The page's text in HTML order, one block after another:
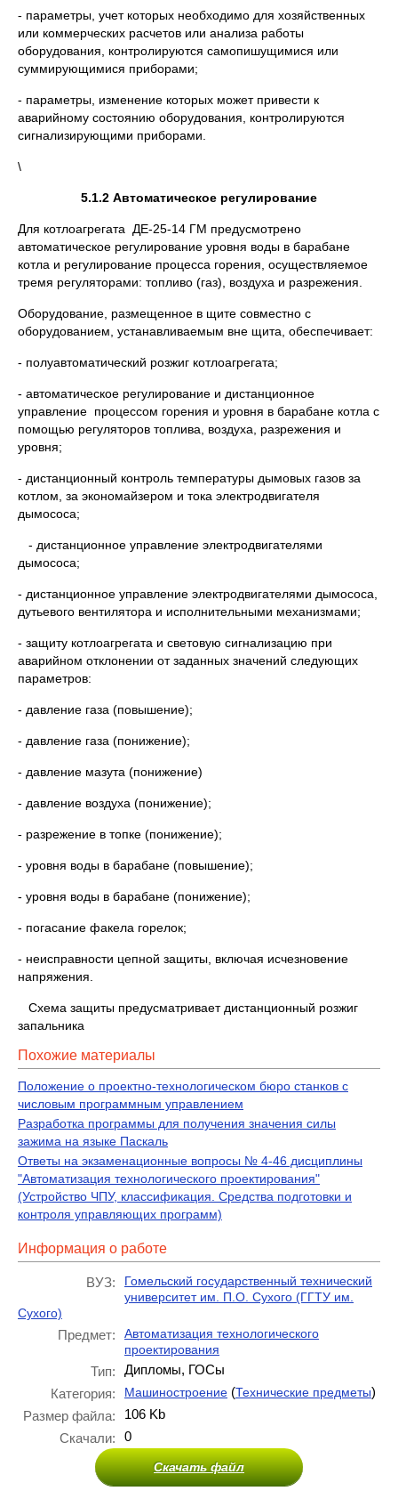
- параметры, учет которых необходимо для хозяйственных
или коммерческих расчетов или анализа работы
оборудования, контролируются самопишущимися или
суммирующимися приборами;
- параметры, изменение которых может привести к
аварийному состоянию оборудования, контролируются
сигнализирующими приборами.
\
5.1.2 Автоматическое регулирование
Для котлоагрегата ДЕ-25-14 ГМ предусмотрено
автоматическое регулирование уровня воды в барабане
котла и регулирование процесса горения, осуществляемое
тремя регуляторами: топливо (газ), воздуха и разрежения.
Оборудование, размещенное в щите совместно с
оборудованием, устанавливаемым вне щита, обеспечивает:
- полуавтоматический розжиг котлоагрегата;
- автоматическое регулирование и дистанционное
управление процессом горения и уровня в барабане котла с
помощью регуляторов топлива, воздуха, разрежения и
уровня;
- дистанционный контроль температуры дымовых газов за
котлом, за экономайзером и тока электродвигателя
дымососа;
- дистанционное управление электродвигателями
дымососа;
- дистанционное управление электродвигателями дымососа,
дутьевого вентилятора и исполнительными механизмами;
- защиту котлоагрегата и световую сигнализацию при
аварийном отклонении от заданных значений следующих
параметров:
- давление газа (повышение);
- давление газа (понижение);
- давление мазута (понижение)
- давление воздуха (понижение);
- разрежение в топке (понижение);
- уровня воды в барабане (повышение);
- уровня воды в барабане (понижение);
- погасание факела горелок;
- неисправности цепной защиты, включая исчезновение
напряжения.
Схема защиты предусматривает дистанционный розжиг
запальника
Похожие материалы
Положение о проектно-технологическом бюро станков с
числовым программным управлением
Разработка программы для получения значения силы
зажима на языке Паскаль
Ответы на экзаменационные вопросы № 4-46 дисциплины
"Автоматизация технологического проектирования"
(Устройство ЧПУ, классификация. Средства подготовки и
контроля управляющих программ)
Информация о работе
ВУЗ:
Гомельский государственный технический
университет им. П.О. Сухого (ГГТУ им.
Сухого)
Предмет:
Автоматизация технологического
проектирования
Тип:
Дипломы, ГОСы
Категория:
Машиностроение (Технические предметы)
Размер файла:
106 Kb
Скачали:
0
Скачать файл